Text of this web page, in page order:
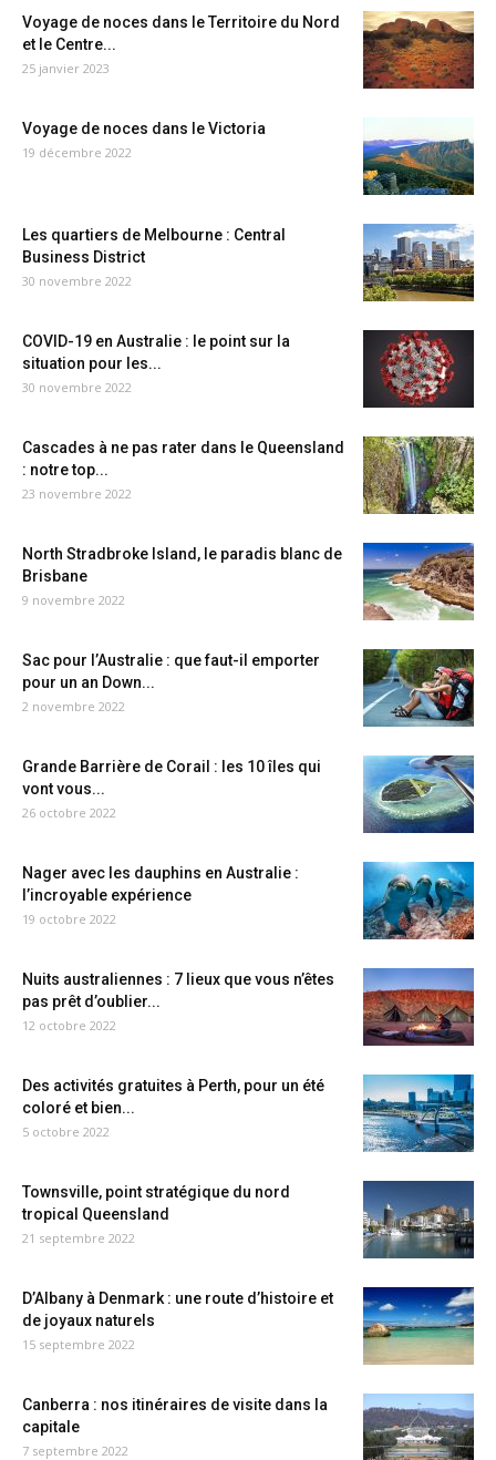
Voyage de noces dans le Territoire du Nord
et le Centre...
25 janvier 2023
Voyage de noces dans le Victoria
19 décembre 2022
Les quartiers de Melbourne : Central
Business District
30 novembre 2022
COVID-19 en Australie : le point sur la
situation pour les...
30 novembre 2022
Cascades à ne pas rater dans le Queensland
: notre top...
23 novembre 2022
North Stradbroke Island, le paradis blanc de
Brisbane
9 novembre 2022
Sac pour l’Australie : que faut-il emporter
pour un an Down...
2 novembre 2022
Grande Barrière de Corail : les 10 îles qui
vont vous...
26 octobre 2022
Nager avec les dauphins en Australie :
l’incroyable expérience
19 octobre 2022
Nuits australiennes : 7 lieux que vous n’êtes
pas prêt d’oublier...
12 octobre 2022
Des activités gratuites à Perth, pour un été
coloré et bien...
5 octobre 2022
Townsville, point stratégique du nord
tropical Queensland
21 septembre 2022
D’Albany à Denmark : une route d’histoire et
de joyaux naturels
15 septembre 2022
Canberra : nos itinéraires de visite dans la
capitale
7 septembre 2022